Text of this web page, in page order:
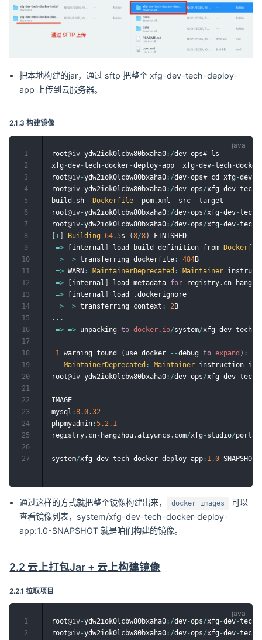
把本地构建的jar，通过 sftp 把整个 xfg-dev-tech-deploy-
app 上传到云服务器。
2.1.3 构建镜像
root@iv-ydw2iok0lcbw80bxaha0 : /dev-ops# ls
xfg -dev-tech-docker-deploy-app  xfg -dev-tech-docker
root@iv-ydw2iok0lcbw80bxaha0 : /dev-ops# cd xfg -dev
root@iv-ydw2iok0lcbw80bxaha0 : /dev-ops/xfg -dev-tech
build . sh Dockerfile
  pom
. xml  src  target
root@iv-ydw2iok0lcbw80bxaha0 : /dev-ops/xfg -dev-tech
root@iv-ydw2iok0lcbw80bxaha0 : /dev-ops/xfg -dev-tech
[+] Building 64.5s (8/8)
FINISHED
=> [internal ] load build definition from
=> => transferring dockerfile : 484
=> WARN : MaintainerDeprecated : Maintainer
=> [internal ] load metadata for registry . cn-
=> [internal ] load .
=> => transferring context : 2
. . .
=> => unpacking to docker . io/system/xfg -dev-tech
1 warning found ( use docker --debug to expand ) :
-
MaintainerDeprecated : Maintainer instruction is
root@iv-ydw2iok0lcbw80bxaha0 : /dev-ops/xfg -dev-tech
IMAGE                                                      ID
mysql :8.0.32
phpmyadmin :5.2 .1
registry . cn- hangzhou .aliyuncs . com/xfg - studio/
system/xfg -dev-tech-docker-deploy-app : 1.0-
1
2
3
4
5
6
7
8
9
10
11
12
13
14
15
16
17
18
19
20
21
22
23
24
25
26
27
通过这样的方式就把整个镜像构建出来， docker images
可以
查看镜像列表，system/xfg-dev-tech-docker-deploy-
app:1.0-SNAPSHOT 就是咱们构建的镜像。
2.2 云上打包Jar + 云上构建镜像
2.2.1 拉取项目
root@iv-ydw2iok0lcbw80bxaha0 : /dev-ops/xfg -dev-tech
root@iv-ydw2iok0lcbw80bxaha0 : /dev-ops/xfg -dev-tech
1
2